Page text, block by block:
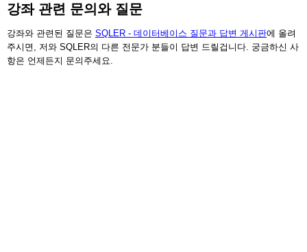
강좌 관련 문의와 질문
강좌와 관련된 질문은 SQLER - 데이터베이스 질문과 답변 게시판에 올려
주시면, 저와 SQLER의 다른 전문가 분들이 답변 드릴겁니다. 궁금하신 사
항은 언제든지 문의주세요.